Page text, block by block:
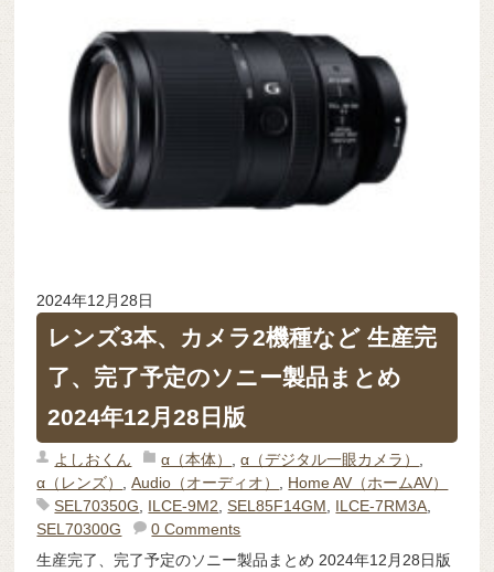
2024年12月28日
レンズ3本、カメラ2機種など 生産完
了、完了予定のソニー製品まとめ
2024年12月28日版
よしおくん α（本体） ,α（デジタル一眼カメラ）
α（レンズ）
,Audio（オーディオ）
Home AV（ホームAV）
SEL70350G
ILCE-9M2 ,SEL85F14GM ILCE-7RM3A
SEL70300G
0 Comments
生産完了、完了予定のソニー製品まとめ 2024年12月28日版